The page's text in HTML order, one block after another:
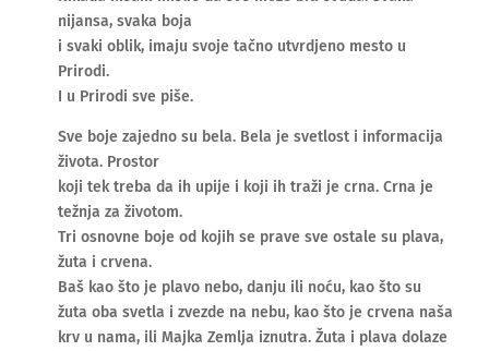
nijansa, svaka boja
i svaki oblik, imaju svoje tačno utvrdjeno mesto u
Prirodi.
I u Prirodi sve piše.
Sve boje zajedno su bela. Bela je svetlost i informacija
života. Prostor
koji tek treba da ih upije i koji ih traži je crna. Crna je
težnja za životom.
Tri osnovne boje od kojih se prave sve ostale su plava,
žuta i crvena.
Baš kao što je plavo nebo, danju ili noću, kao što su
žuta oba svetla i zvezde na nebu, kao što je crvena naša
krv u nama, ili Majka Zemlja iznutra. Žuta i plava dolaze